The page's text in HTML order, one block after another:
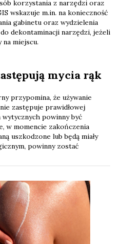
korzystania z narzędzi oraz
wskazuje m.in. na konieczność
gabinetu oraz wydzielenia
dekontaminacji narzędzi, jeżeli
miejscu.
mycia rąk
przypomina, że używanie
zastępuje prawidłowej
wytycznych powinny być
w momencie zakończenia
uszkodzone lub będą miały
powinny zostać